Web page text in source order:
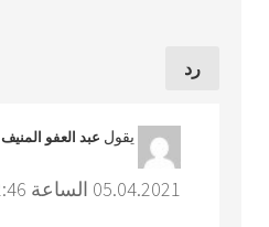
رد
يقول عبد العفو المنيف
05.04.2021 الساعة 12:46